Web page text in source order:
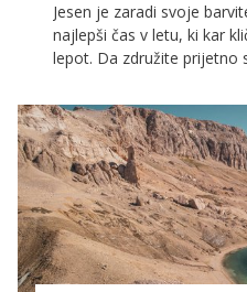
Jesen je zaradi svoje
najlepši čas v letu, ki kar
lepot. Da združite prijetno
poti, na katerih lahko
ob tem naredite še nekaj